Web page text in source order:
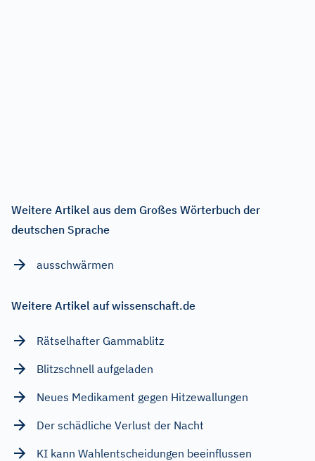
Weitere Artikel aus dem Großes Wörterbuch der
deutschen Sprache
ausschwärmen
Weitere Artikel auf wissenschaft.de
Rätselhafter Gammablitz
Blitzschnell aufgeladen
Neues Medikament gegen Hitzewallungen
Der schädliche Verlust der Nacht
KI kann Wahlentscheidungen beeinflussen